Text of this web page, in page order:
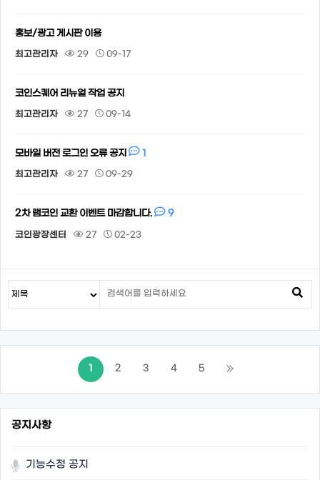
홍보/광고 게시판 이용
최고관리자 29 09-17
코인스퀘어 리뉴얼 작업 공지
최고관리자 27 09-14
모바일 버전 로그인 오류 공지 1
최고관리자 27 09-29
2차 램코인 교환 이벤트 마감합니다. 9
코인광장센터 27 02-23
1 2 3 4 5
공지사항
기능수정 공지